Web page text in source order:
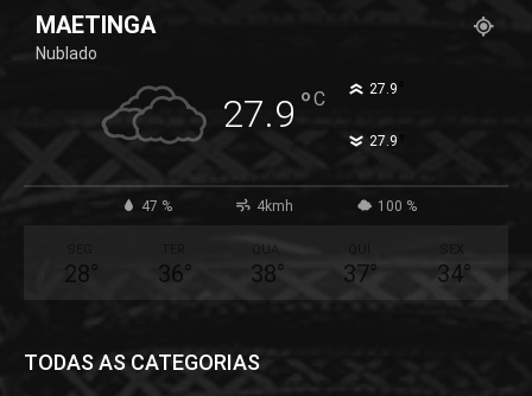
MAETINGA
Nublado
27.9 °C 27.9
27.9
47 % 4kmh 100 %
28° 36°
QUA
38° 37° 34°
TODAS AS CATEGORIAS